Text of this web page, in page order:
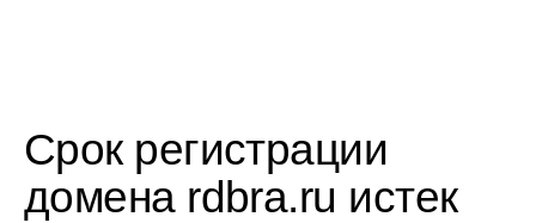
Срок регистрации
домена rdbra.ru истек